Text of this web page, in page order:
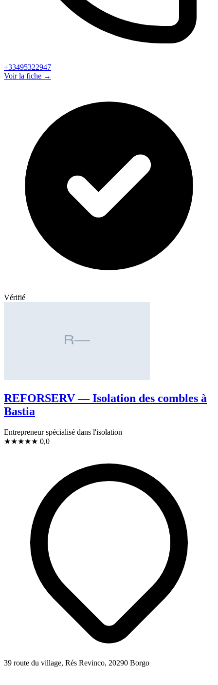
+33495322947
Voir la fiche →
Vérifié
REFORSERV — Isolation des combles à
Bastia
Entrepreneur spécialisé dans l'isolation
★★★★★ 0,0
39 route du village, Rés Revinco, 20290 Borgo